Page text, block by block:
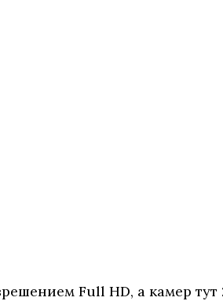
Full HD, а камер